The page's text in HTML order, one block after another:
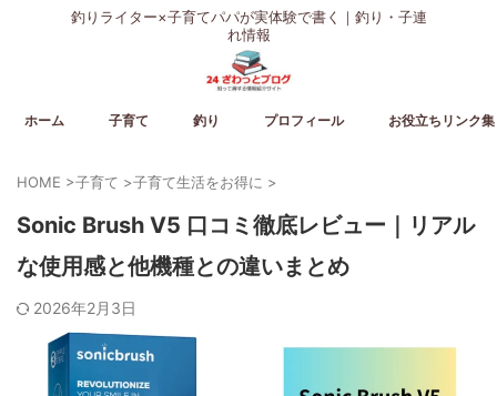
釣りライター×子育てパパが実体験で書く｜釣り・子連
れ情報
ホーム 子育て 釣り プロフィール お役立ちリンク集
HOME >子育て >子育て生活をお得に >
Sonic Brush V5 口コミ徹底レビュー｜リアル
な使用感と他機種との違いまとめ
2026年2月3日